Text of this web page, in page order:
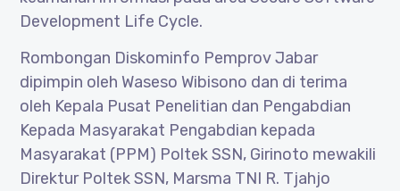
Development Life Cycle.
Rombongan Diskominfo Pemprov Jabar
dipimpin oleh Waseso Wibisono dan di terima
oleh Kepala Pusat Penelitian dan Pengabdian
Kepada Masyarakat Pengabdian kepada
Masyarakat (PPM) Poltek SSN, Girinoto mewakili
Direktur Poltek SSN, Marsma TNI R. Tjahjo